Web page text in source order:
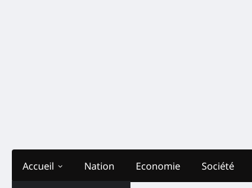
Accueil Nation Economie Société